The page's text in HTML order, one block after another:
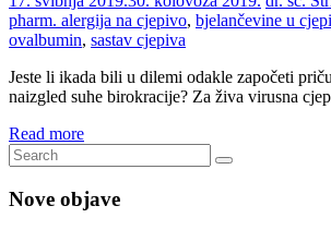
pharm. alergija na cjepivo, bjelančevine u
ovalbumin, sastav cjepiva
Jeste li ikada bili u dilemi odakle započeti
naizgled suhe birokracije? Za živa virusna
Read more
Nove objave